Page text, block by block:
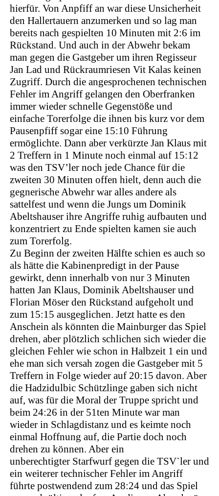
hierfür. Von Anpfiff an war diese Unsicherheit
den Hallertauern anzumerken und so lag man
bereits nach gespielten 10 Minuten mit 2:6 im
Rückstand. Und auch in der Abwehr bekam
man gegen die Gastgeber um ihren Regisseur
Jan Lad und Rückraumriesen Vit Kalas keinen
Zugriff. Durch die angesprochenen technischen
Fehler im Angriff gelangen den Oberfranken
immer wieder schnelle Gegenstöße und
einfache Torerfolge die ihnen bis kurz vor dem
Pausenpfiff sogar eine 15:10 Führung
ermöglichte. Dann aber verkürzte Jan Klaus mit
2 Treffern in 1 Minute noch einmal auf 15:12
was den TSV’ler noch jede Chance für die
zweiten 30 Minuten offen hielt, denn auch die
gegnerische Abwehr war alles andere als
sattelfest und wenn die Jungs um Dominik
Abeltshauser ihre Angriffe ruhig aufbauten und
konzentriert zu Ende spielten kamen sie auch
zum Torerfolg.
Zu Beginn der zweiten Hälfte schien es auch so
als hätte die Kabinenpredigt in der Pause
gewirkt, denn innerhalb von nur 3 Minuten
hatten Jan Klaus, Dominik Abeltshauser und
Florian Möser den Rückstand aufgeholt und
zum 15:15 ausgeglichen. Jetzt hatte es den
Anschein als könnten die Mainburger das Spiel
drehen, aber plötzlich schlichen sich wieder die
gleichen Fehler wie schon in Halbzeit 1 ein und
ehe man sich versah zogen die Gastgeber mit 5
Treffern in Folge wieder auf 20:15 davon. Aber
die Hadzidulbic Schützlinge gaben sich nicht
auf, was für die Moral der Truppe spricht und
beim 24:26 in der 51ten Minute war man
wieder in Schlagdistanz und es keimte noch
einmal Hoffnung auf, die Partie doch noch
drehen zu können. Aber ein
unberechtigter Starfwurf gegen die TSV`ler und
ein weiterer technischer Fehler im Angriff
führte postwendend zum 28:24 und das Spiel